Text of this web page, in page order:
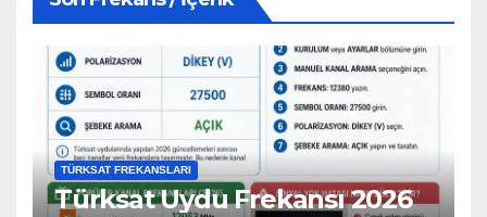
TÜRKSAT FREKANSLARI
Türksat Uydu Frekansı 2026